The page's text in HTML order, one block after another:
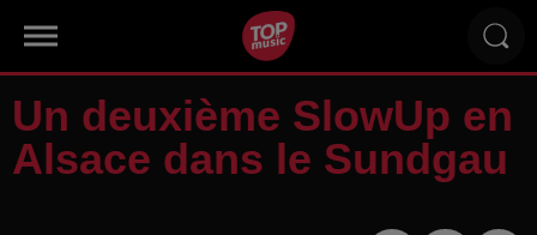
Un deuxième SlowUp en
Alsace dans le Sundgau